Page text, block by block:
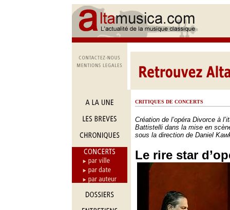
CRITIQUES DE CONCERTS
Création de l’opéra Divorce à
Battistelli dans la mise en
sous la direction de Daniel
Le rire star